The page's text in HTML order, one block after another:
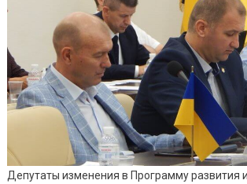
Депутаты изменения в Программу развития